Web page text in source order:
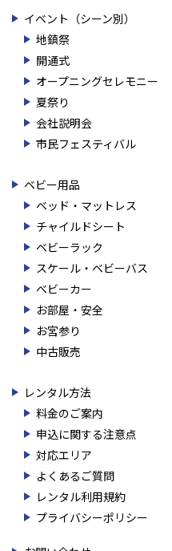
イベント（シーン別）
地鎮祭
開通式
オープニングセレモニー
夏祭り
会社説明会
市民フェスティバル
ベビー用品
ベッド・マットレス
チャイルドシート
ベビーラック
スケール・ベビーバス
ベビーカー
お部屋・安全
お宮参り
中古販売
レンタル方法
料金のご案内
申込に関する注意点
対応エリア
よくあるご質問
レンタル利用規約
プライバシーポリシー